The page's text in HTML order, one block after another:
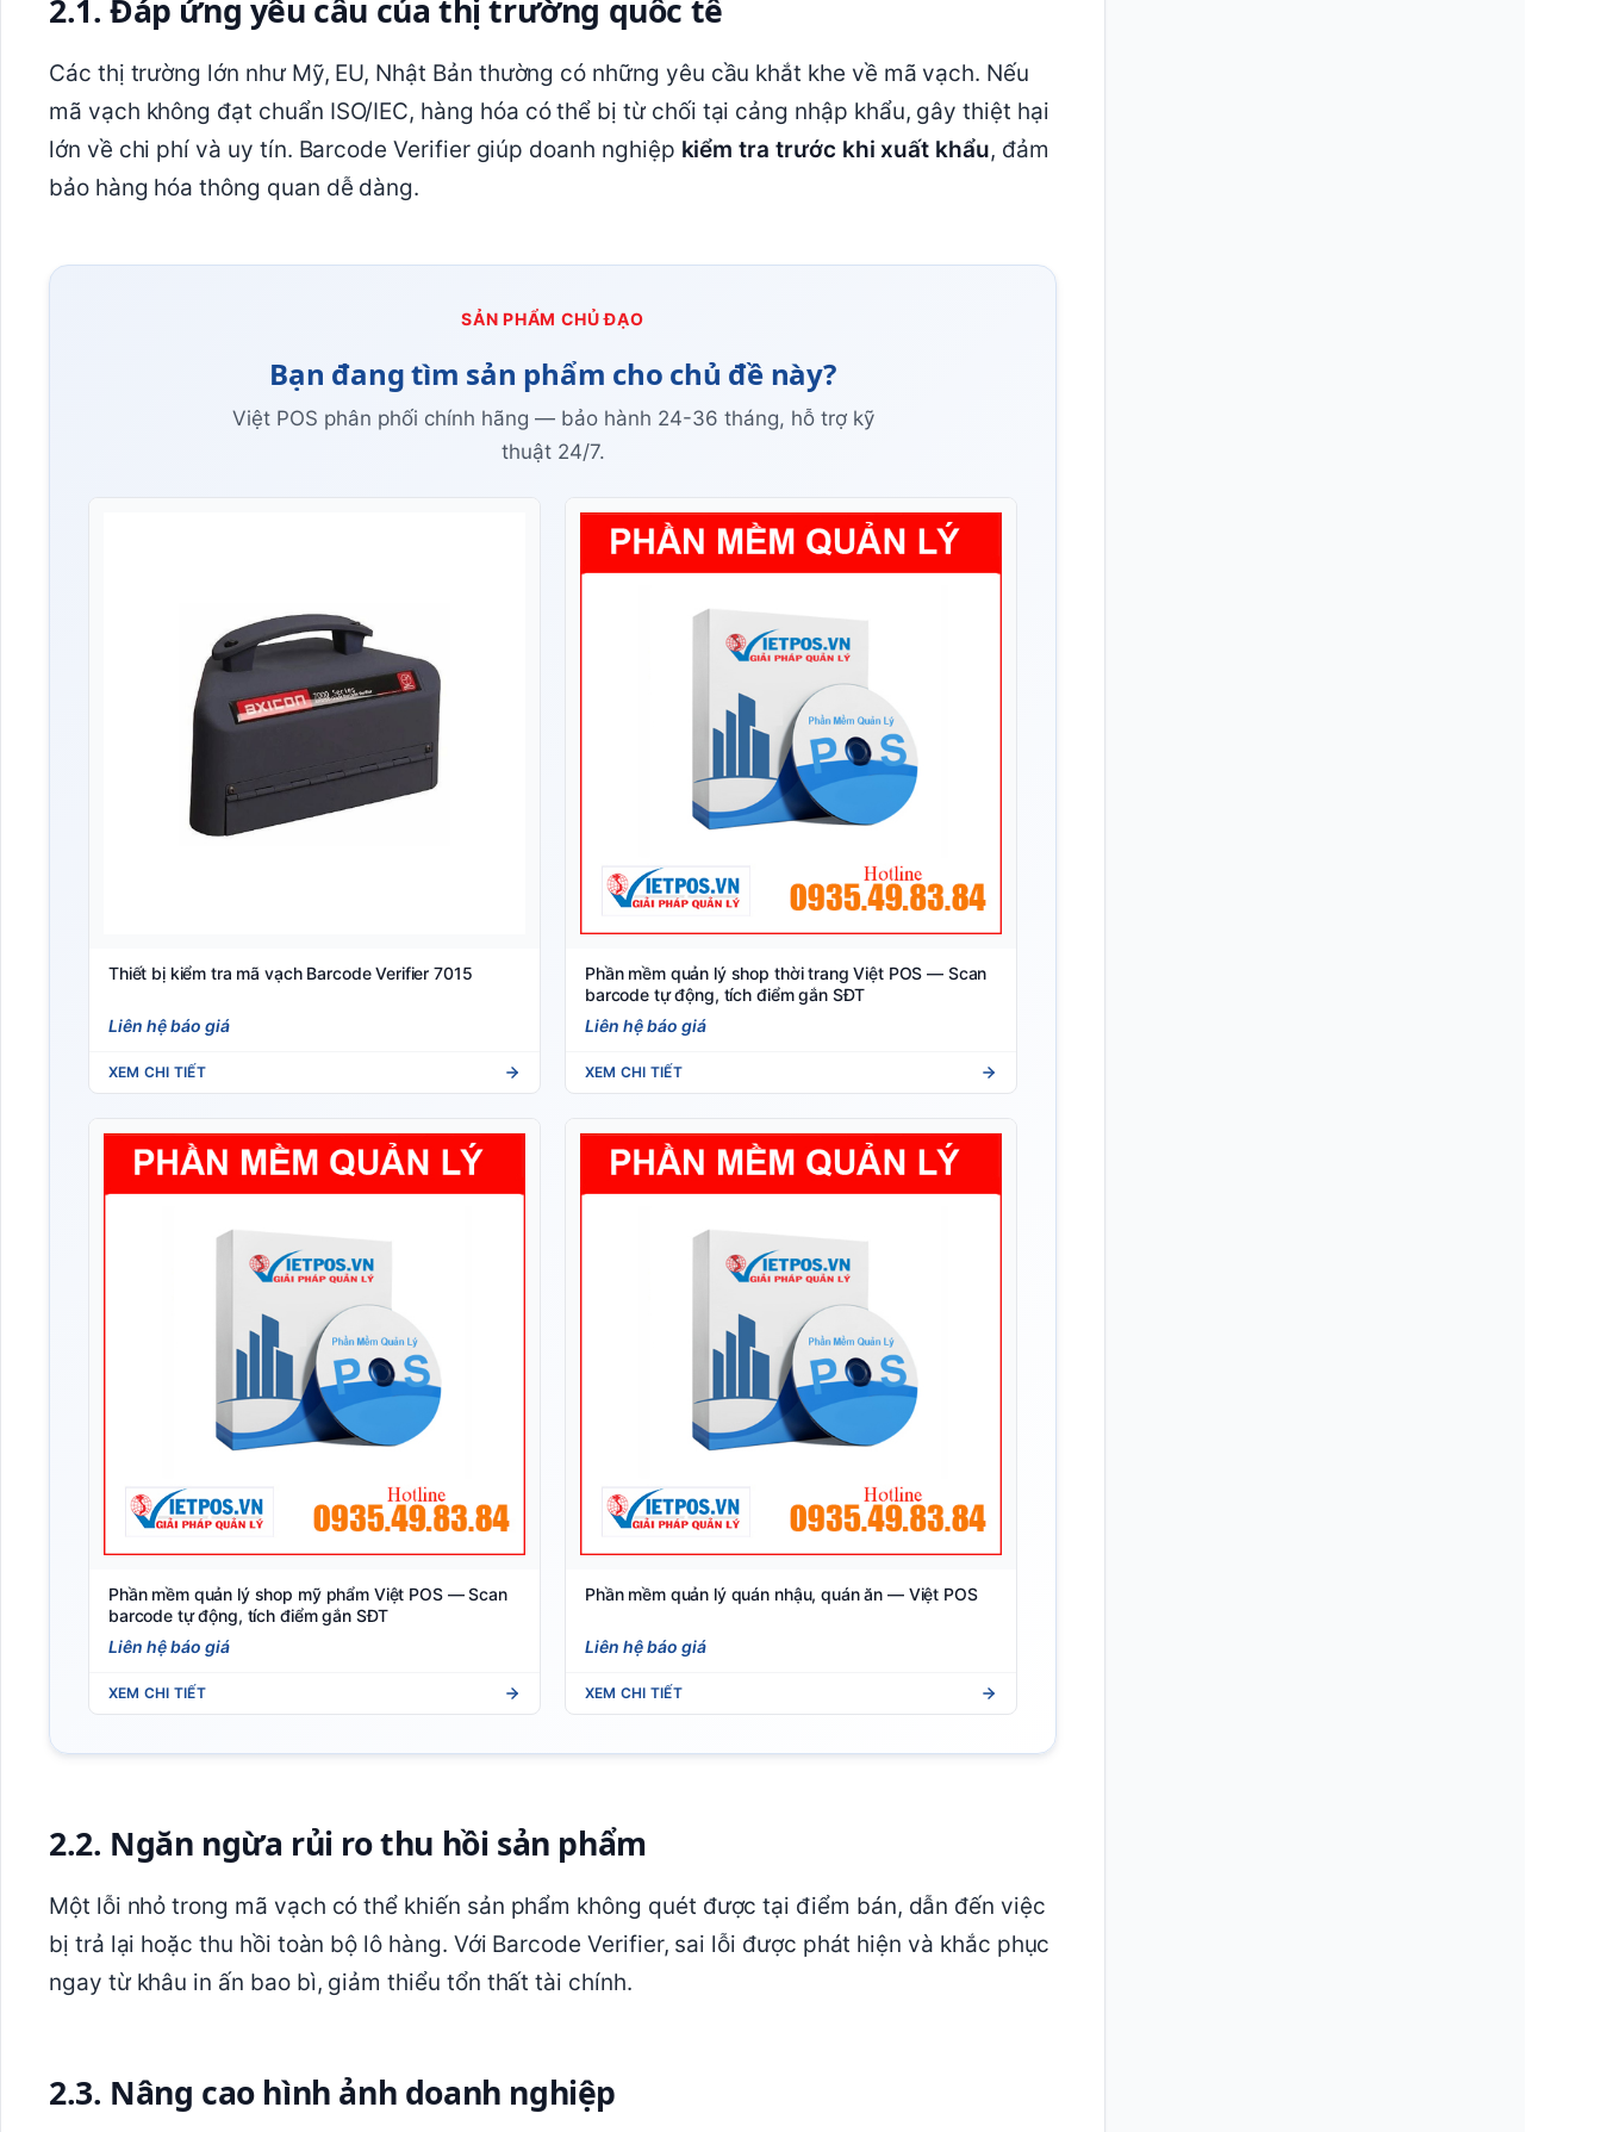
2.1. Đáp ứng yêu cầu của thị trường quốc tế
Các thị trường lớn như Mỹ, EU, Nhật Bản thường có những yêu cầu khắt khe về mã vạch. Nếu
mã vạch không đạt chuẩn ISO/IEC, hàng hóa có thể bị từ chối tại cảng nhập khẩu, gây thiệt hại
lớn về chi phí và uy tín. Barcode Verifier giúp doanh nghiệp kiểm tra trước khi xuất khẩu, đảm
bảo hàng hóa thông quan dễ dàng.
SẢN PHẨM CHỦ ĐẠO
Bạn đang tìm sản phẩm cho chủ đề này?
Việt POS phân phối chính hãng — bảo hành 24-36 tháng, hỗ trợ kỹ
thuật 24/7.
Thiết bị kiểm tra mã vạch Barcode Verifier 7015
Liên hệ báo giá
XEM CHI TIẾT
Phần mềm quản lý shop thời trang Việt POS — Scan
barcode tự động, tích điểm gắn SĐT
Liên hệ báo giá
XEM CHI TIẾT
Phần mềm quản lý shop mỹ phẩm Việt POS — Scan
barcode tự động, tích điểm gắn SĐT
Liên hệ báo giá
XEM CHI TIẾT
Phần mềm quản lý quán nhậu, quán ăn — Việt POS
Liên hệ báo giá
XEM CHI TIẾT
2.2. Ngăn ngừa rủi ro thu hồi sản phẩm
Một lỗi nhỏ trong mã vạch có thể khiến sản phẩm không quét được tại điểm bán, dẫn đến việc
bị trả lại hoặc thu hồi toàn bộ lô hàng. Với Barcode Verifier, sai lỗi được phát hiện và khắc phục
ngay từ khâu in ấn bao bì, giảm thiểu tổn thất tài chính.
2.3. Nâng cao hình ảnh doanh nghiệp